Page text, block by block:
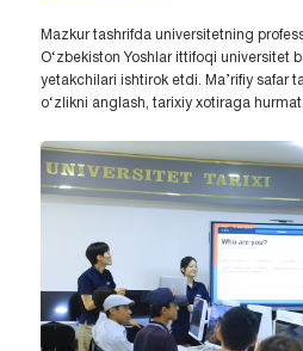
Mazkur tashrifda universitetning
O‘zbekiston Yoshlar ittifoqi universitet
yetakchilari ishtirok etdi. Ma’rifiy safar
o‘zlikni anglash, tarixiy xotiraga